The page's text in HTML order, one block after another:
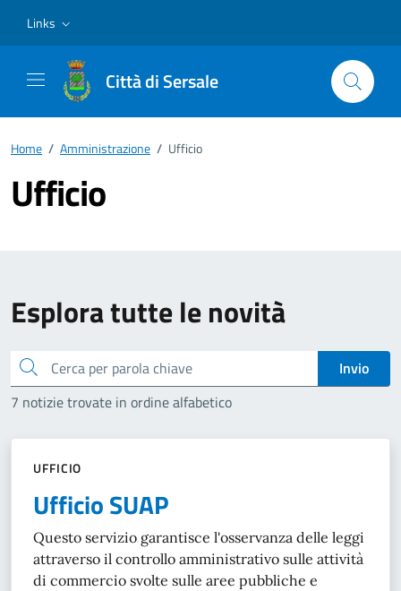
Links
Città di Sersale
Home / Amministrazione / Ufficio
Ufficio
Esplora tutte le novità
Cerca
Invio
7 notizie trovate in ordine alfabetico
UFFICIO
Ufficio SUAP
Questo servizio garantisce l'osservanza delle leggi
attraverso il controllo amministrativo sulle attività
di commercio svolte sulle aree pubbliche e